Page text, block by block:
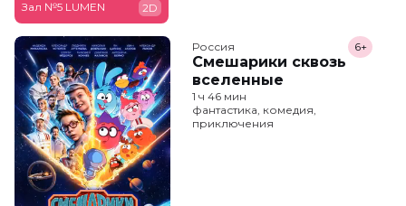
Зал №5 LUMEN
2D
Россия
Смешарики сквозь
вселенные
6+
1 ч 46 мин
фантастика, комедия,
приключения